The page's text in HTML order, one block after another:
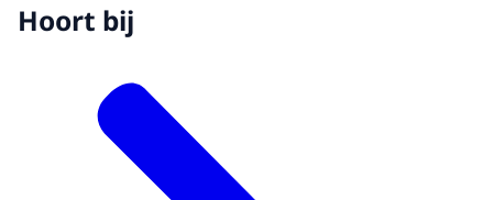
Hoort bij